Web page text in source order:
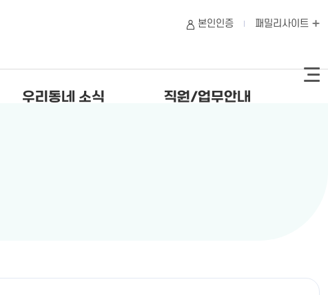
우리동네 소식 직원/업무안내
본인인증 패밀리사이트